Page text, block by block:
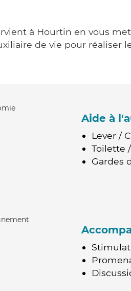
à Hourtin en vous
de vie pour réaliser
Aide à
Lever /
Toilette
Gardes